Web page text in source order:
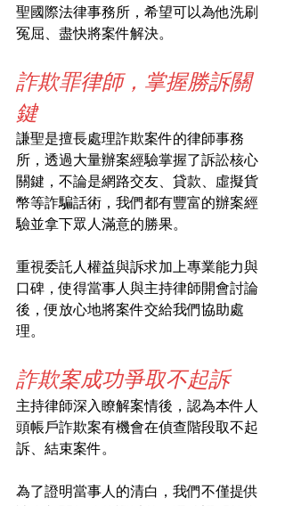
聖國際法律事務所，希望可以為他洗刷
冤屈、盡快將案件解決。
詐欺罪律師，掌握勝訴關
鍵
謙聖是擅長處理詐欺案件的律師事務
所，透過大量辦案經驗掌握了訴訟核心
關鍵，不論是網路交友、貸款、虛擬貨
幣等詐騙話術，我們都有豐富的辦案經
驗並拿下眾人滿意的勝果。
重視委託人權益與訴求加上專業能力與
口碑，使得當事人與主持律師開會討論
後，便放心地將案件交給我們協助處
理。
詐欺案成功爭取不起訴
主持律師深入瞭解案情後，認為本件人
頭帳戶詐欺案有機會在偵查階段取不起
訴、結束案件。
為了證明當事人的清白，我們不僅提供